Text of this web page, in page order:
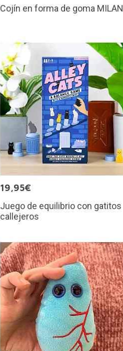
Cojín en forma de goma MILAN
19,95€
Juego de equilibrio con gatitos
callejeros